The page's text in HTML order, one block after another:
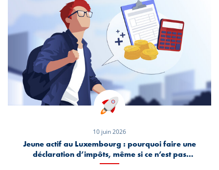
Spuerkeess) pour décrypter les évolutions
récentes du marché immobilier
luxembourgeois. Entre hausse des taux,
ralentissement de la construction et nouvelles
attentes des acquéreurs, comment le marché se
transforme-t-il et quels sont les leviers pour en
relancer la dynamique ?
10 juin 2026
Jeune actif au Luxembourg : pourquoi faire une
déclaration d’impôts, même si ce n’est pas
obligatoire ?